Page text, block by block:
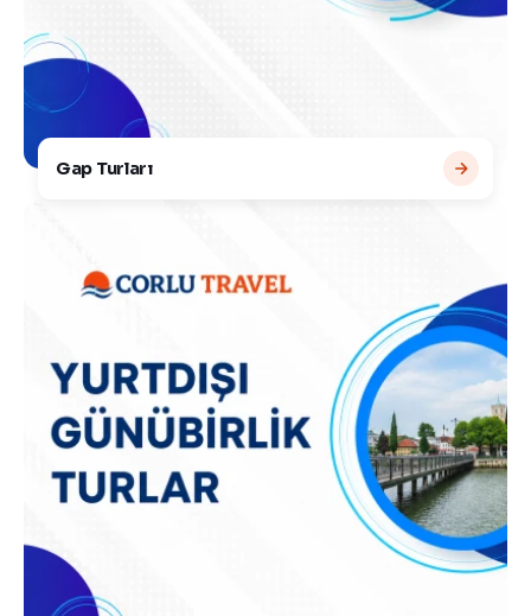
Gap Turları